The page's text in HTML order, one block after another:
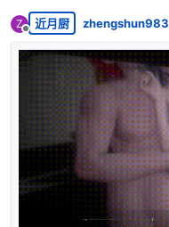
Z
离线
近月厨 zhengshun983